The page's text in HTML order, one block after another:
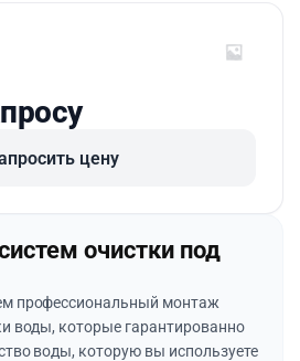
цену
очистки под
профессиональный монтаж
воды, которые гарантированно
воды, которую вы используете